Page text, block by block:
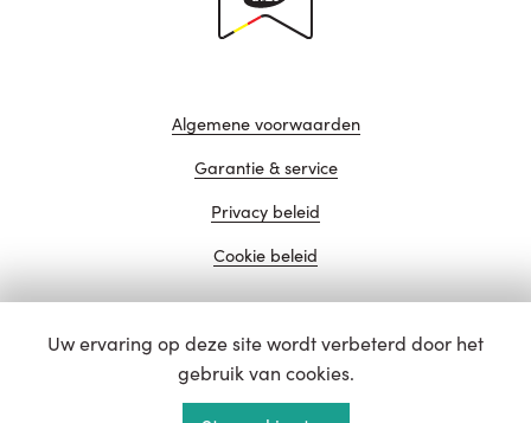
Algemene voorwaarden
Garantie & service
Privacy beleid
Cookie beleid
website door
Uw ervaring op deze site wordt verbeterd door het
gebruik van cookies.